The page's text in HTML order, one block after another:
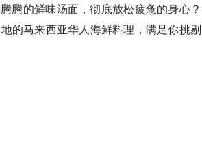
腾的鲜味汤面，彻底放松疲惫的身心？
的马来西亚华人海鲜料理，满足你挑剔